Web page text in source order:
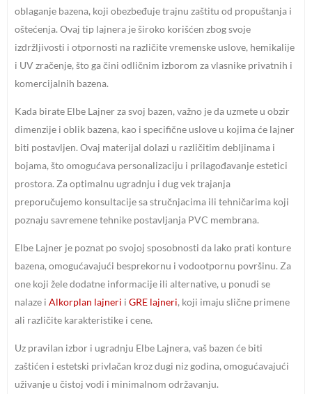
oblaganje bazena, koji obezbeđuje trajnu zaštitu od propuštanja i
oštećenja. Ovaj tip lajnera je široko korišćen zbog svoje
izdržljivosti i otpornosti na različite vremenske uslove, hemikalije
i UV zračenje, što ga čini odličnim izborom za vlasnike privatnih i
komercijalnih bazena.
Kada birate Elbe Lajner za svoj bazen, važno je da uzmete u obzir
dimenzije i oblik bazena, kao i specifične uslove u kojima će lajner
biti postavljen. Ovaj materijal dolazi u različitim debljinama i
bojama, što omogućava personalizaciju i prilagođavanje estetici
prostora. Za optimalnu ugradnju i dug vek trajanja
preporučujemo konsultacije sa stručnjacima ili tehničarima koji
poznaju savremene tehnike postavljanja PVC membrana.
Elbe Lajner je poznat po svojoj sposobnosti da lako prati konture
bazena, omogućavajući besprekornu i vodootpornu površinu. Za
one koji žele dodatne informacije ili alternative, u ponudi se
nalaze i Alkorplan lajneri i GRE lajneri, koji imaju slične primene
ali različite karakteristike i cene.
Uz pravilan izbor i ugradnju Elbe Lajnera, vaš bazen će biti
zaštićen i estetski privlačan kroz dugi niz godina, omogućavajući
uživanje u čistoj vodi i minimalnom održavanju.